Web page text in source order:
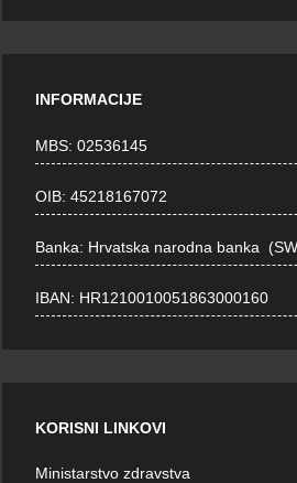
INFORMACIJE
MBS: 02536145
OIB: 45218167072
Banka: Hrvatska narodna banka
IBAN: HR1210010051863000160
KORISNI LINKOVI
Ministarstvo zdravstva